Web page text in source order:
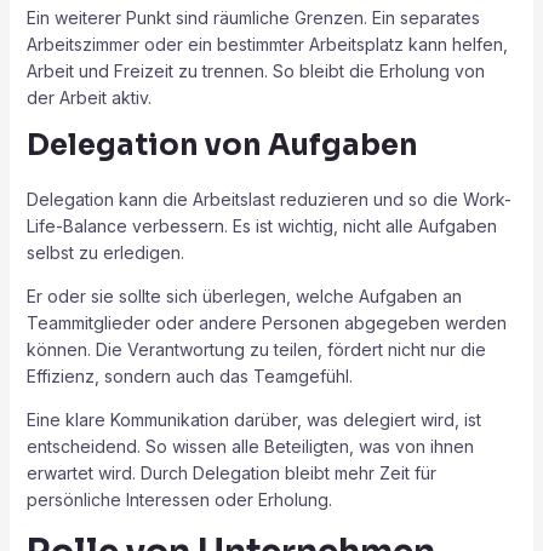
Ein weiterer Punkt sind räumliche Grenzen. Ein separates
Arbeitszimmer oder ein bestimmter Arbeitsplatz kann helfen,
Arbeit und Freizeit zu trennen. So bleibt die Erholung von
der Arbeit aktiv.
Delegation von Aufgaben
Delegation kann die Arbeitslast reduzieren und so die Work-
Life-Balance verbessern. Es ist wichtig, nicht alle Aufgaben
selbst zu erledigen.
Er oder sie sollte sich überlegen, welche Aufgaben an
Teammitglieder oder andere Personen abgegeben werden
können. Die Verantwortung zu teilen, fördert nicht nur die
Effizienz, sondern auch das Teamgefühl.
Eine klare Kommunikation darüber, was delegiert wird, ist
entscheidend. So wissen alle Beteiligten, was von ihnen
erwartet wird. Durch Delegation bleibt mehr Zeit für
persönliche Interessen oder Erholung.